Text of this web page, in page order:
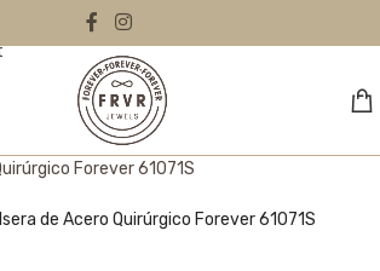
de Acero Quirúrgico Forever 61071S